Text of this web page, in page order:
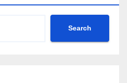
Search